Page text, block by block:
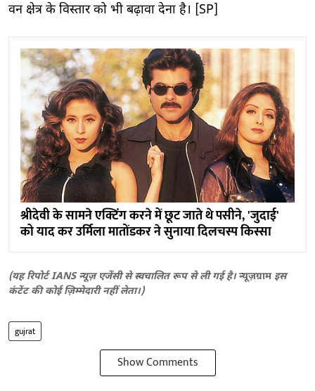
वन क्षेत्र के विस्तार को भी बढ़ावा देना है। [SP]
श्रीदेवी के सामने एक्टिंग करने में छूट जाते थे पसीने, 'जुदाई'
को याद कर उर्मिला मातोंडकर ने सुनाया दिलचस्प किस्सा
(यह रिपोर्ट IANS न्यूज़ एजेंसी से स्वचालित रूप से ली गई है।न्यूज़ग्राम इस
कंटेंट की कोई ज़िम्मेदारी नहीं लेता।)
gujrat
Show Comments